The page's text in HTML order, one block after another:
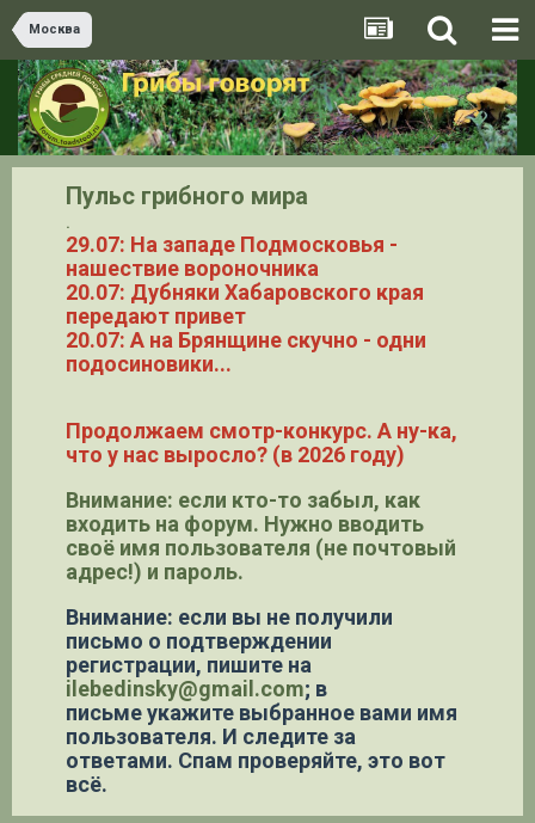
Москва
Пульс грибного мира
.
29.07: На западе Подмосковья -
нашествие вороночника
20.07: Дубняки Хабаровского края
передают привет
20.07: А на Брянщине скучно - одни
подосиновики...
Продолжаем смотр-конкурс. А ну-ка,
что у нас выросло? (в 2026 году)
Внимание: если кто-то забыл, как
входить на форум. Нужно вводить
своё имя пользователя (не почтовый
адрес!) и пароль.
Внимание: если вы не получили
письмо о подтверждении
регистрации, пишите на
ilebedinsky@gmail.com; в
письме укажите выбранное вами имя
пользователя. И следите за
ответами. Спам проверяйте, это вот
всё.